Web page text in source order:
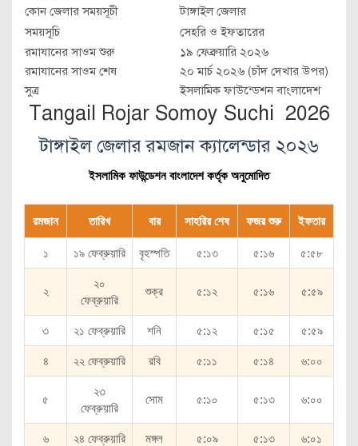
কোন জেলার সময়সূচী
টাঙ্গাইল জেলার
সময়সূচি
সেহরি ও ইফতারের
রমাযানের সাওম শুরু
১৯ ফেব্রুয়ারি ২০২৬
রমাযানের সাওম শেষ
২০ মার্চ ২০২৬ (চাঁদ দেখার উপর)
সুত্র
ইসলামিক ফাউন্ডেশন বাংলাদেশ
Tangail Rojar Somoy Suchi 2026
টাঙ্গাইল জেলার রমজান ক্যালেন্ডার ২০২৬
ইসলামিক ফাউন্ডেশন বাংলাদেশ কর্তৃক অনুমোদিত
রমজান তারিখ বার সাহরির শেষ ফজর শুরু ইফতার
১ ১৯ ফেব্রুয়ারি বৃহস্পতি ৫:১৩ ৫:১৬ ৫:৫৮
২
২০
ফেব্রুয়ারি
শুক্র ৫:১২ ৫:১৬ ৫:৫৯
৩ ২১ ফেব্রুয়ারি শনি ৫:১২ ৫:১৫ ৫:৫৯
৪ ২২ ফেব্রুয়ারি রবি ৫:১১ ৫:১৪ ৬:০০
৫
২৩
ফেব্রুয়ারি
সোম ৫:১০ ৫:১৩ ৬:০০
৬ ২৪ ফেব্রুয়ারি মঙ্গল ৫:০৯ ৫:১৩ ৬:০১